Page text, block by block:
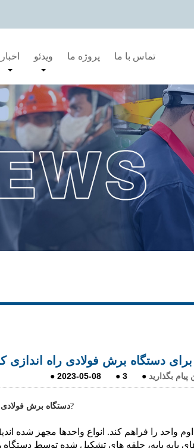
اخبار ویدئو پروژه ما تماس با ما
دستگاه برش فولادی راه اندازی
●2023-05-08 ●3 ● بگذارید
دستگاه برش فولادی?
واحد را فراهم کند. انواع واحدها مجهز شده اند
های پایه پایه، حلقه های تشکیل شده توسط